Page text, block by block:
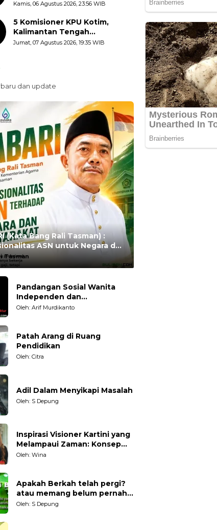
HUT ke-81 Kemerdekaan RI
Bendera Merah Putih
Kamis, 06 Agustus 2026, 23:56 WIB
5 Komisioner KPU Kotim,
Kalimantan Tengah
Ditetapkan Tersangka,
Jumat, 07 Agustus 2026, 19:35 WIB
dan update
(Kata Bang Rali Tasman) :
ASN untuk Negara dan
Tasman
Pandangan Sosial Wanita
Independen dan
Karakteristiknya
Oleh: Arif Murdikanto
Patah Arang di Ruang
Pendidikan
Oleh: Citra
Adil Dalam Menyikapi Masalah
Oleh: S Depung
Inspirasi Visioner Kartini yang
Melampaui Zaman: Konsep
Kecakapan Hidup bagi
Oleh: Wina
Apakah Berkah telah pergi?
atau memang belum pernah
datang?
Oleh: S Depung